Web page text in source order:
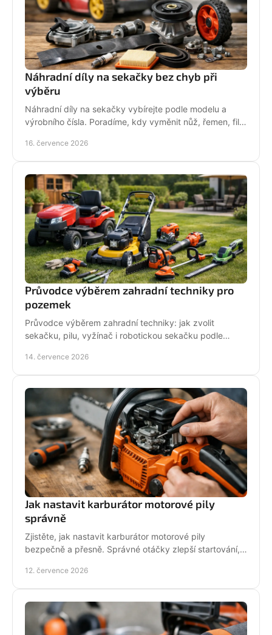
Náhradní díly na sekačky bez chyb při
výběru
Náhradní díly na sekačky vybírejte podle modelu a
výrobního čísla. Poradíme, kdy vyměnit nůž, řemen, filtr
16. července 2026
Průvodce výběrem zahradní techniky pro
pozemek
Průvodce výběrem zahradní techniky: jak zvolit
sekačku, pilu, vyžínač i robotickou sekačku podle
podpory.
14. července 2026
Jak nastavit karburátor motorové pily
správně
Zjistěte, jak nastavit karburátor motorové pily
bezpečně a přesně. Správné otáčky zlepší startování,
12. července 2026